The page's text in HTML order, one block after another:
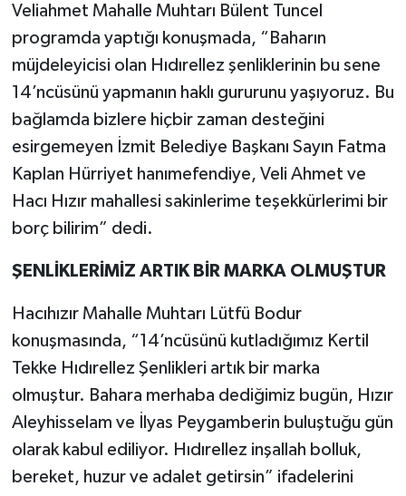
Veliahmet Mahalle Muhtarı Bülent Tuncel
programda yaptığı konuşmada, “Baharın
müjdeleyicisi olan Hıdırellez şenliklerinin bu sene
14’ncüsünü yapmanın haklı gururunu yaşıyoruz. Bu
bağlamda bizlere hiçbir zaman desteğini
esirgemeyen İzmit Belediye Başkanı Sayın Fatma
Kaplan Hürriyet hanımefendiye, Veli Ahmet ve
Hacı Hızır mahallesi sakinlerime teşekkürlerimi bir
borç bilirim” dedi.
ŞENLİKLERİMİZ ARTIK BİR MARKA OLMUŞTUR
Hacıhızır Mahalle Muhtarı Lütfü Bodur
konuşmasında, “14’ncüsünü kutladığımız Kertil
Tekke Hıdırellez Şenlikleri artık bir marka
olmuştur. Bahara merhaba dediğimiz bugün, Hızır
Aleyhisselam ve İlyas Peygamberin buluştuğu gün
olarak kabul ediliyor. Hıdırellez inşallah bolluk,
bereket, huzur ve adalet getirsin” ifadelerini